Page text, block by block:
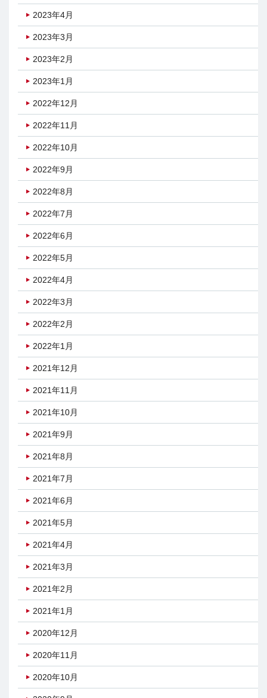
2023年4月
2023年3月
2023年2月
2023年1月
2022年12月
2022年11月
2022年10月
2022年9月
2022年8月
2022年7月
2022年6月
2022年5月
2022年4月
2022年3月
2022年2月
2022年1月
2021年12月
2021年11月
2021年10月
2021年9月
2021年8月
2021年7月
2021年6月
2021年5月
2021年4月
2021年3月
2021年2月
2021年1月
2020年12月
2020年11月
2020年10月